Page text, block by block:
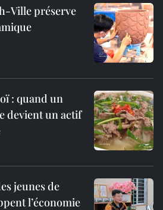
Ville préserve
: quand un
devient un actif
jeunes de
l’économie